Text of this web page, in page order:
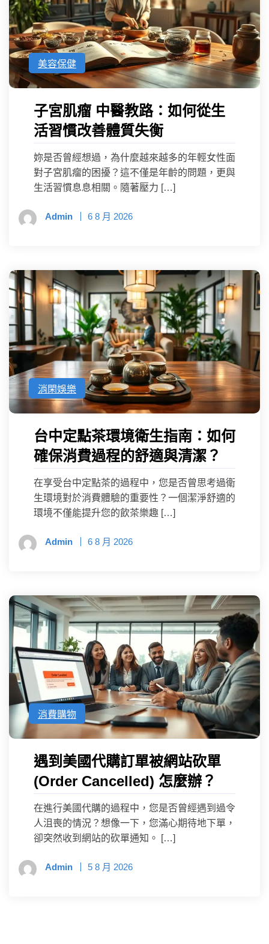
美容保健
子宮肌瘤 中醫教路：如何從生
活習慣改善體質失衡
妳是否曾經想過，為什麼越來越多的年輕女性面
對子宮肌瘤的困擾？這不僅是年齡的問題，更與
生活習慣息息相關。隨著壓力 […]
Admin 6 8 月 2026
消閑娛樂
台中定點茶環境衛生指南：如何
確保消費過程的舒適與清潔？
在享受台中定點茶的過程中，您是否曾思考過衛
生環境對於消費體驗的重要性？一個潔淨舒適的
環境不僅能提升您的飲茶樂趣 […]
Admin 6 8 月 2026
消費購物
遇到美國代購訂單被網站砍單
(Order Cancelled) 怎麼辦？
在進行美國代購的過程中，您是否曾經遇到過令
人沮喪的情況？想像一下，您滿心期待地下單，
卻突然收到網站的砍單通知。 […]
Admin 5 8 月 2026